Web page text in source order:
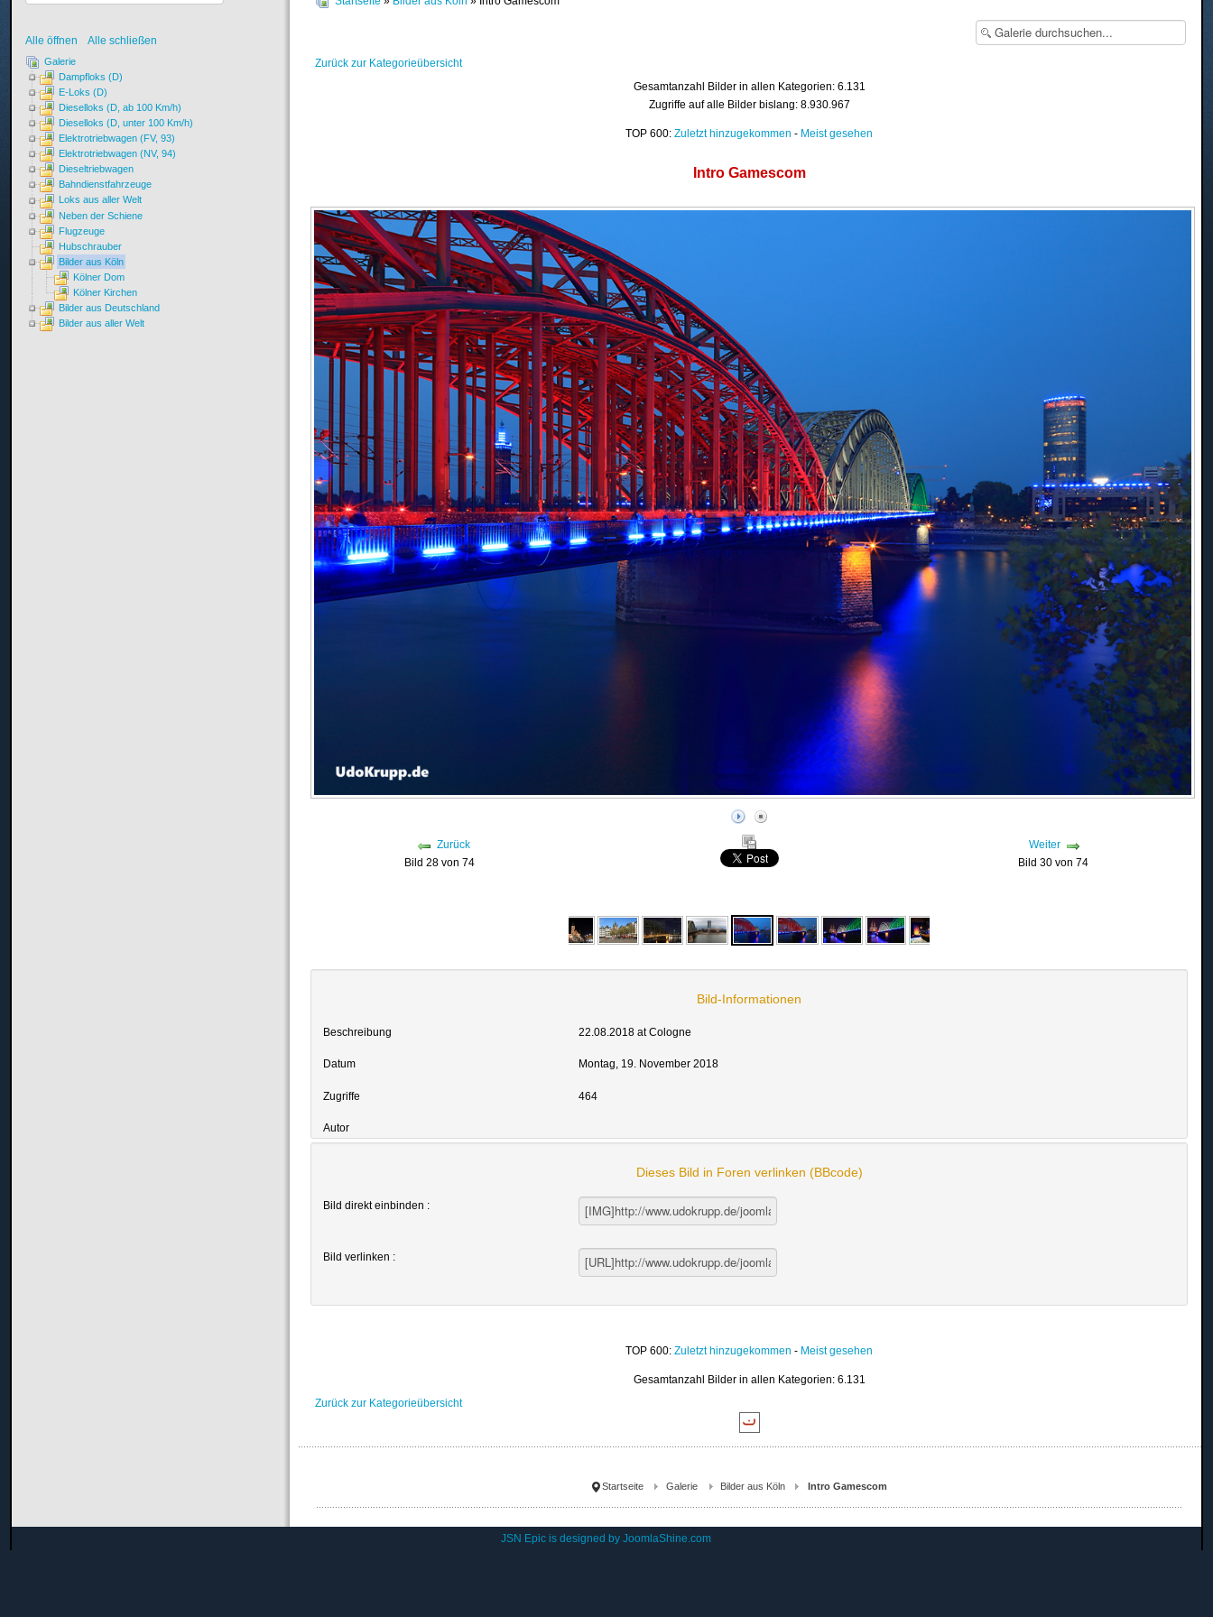
Zurück zur Kategorieübersicht
Gesamtanzahl Bilder in allen Kategorien: 6.131
Zugriffe auf alle Bilder bislang: 8.930.967
TOP 600:Zuletzt hinzugekommen - Meist gesehen
Intro Gamescom
Zurück
Bild 28 von 74
Weiter
Bild 30 von 74
Bild-Informationen
Beschreibung 22.08.2018 at Cologne
Datum Montag, 19. November 2018
Zugriffe 464
Autor
Dieses Bild in Foren verlinken (BBcode)
Bild direkt einbinden :
Bild verlinken :
TOP 600:Zuletzt hinzugekommen - Meist gesehen
Gesamtanzahl Bilder in allen Kategorien: 6.131
Zurück zur Kategorieübersicht
Startseite Galerie Bilder aus Köln Intro Gamescom
Alle öffnen Alle schließen
Galerie
Dampfloks (D)
E-Loks (D)
Dieselloks (D, ab 100 Km/h)
Dieselloks (D, unter 100 Km/h)
Elektrotriebwagen (FV, 93)
Elektrotriebwagen (NV, 94)
Dieseltriebwagen
Bahndienstfahrzeuge
Loks aus aller Welt
Neben der Schiene
Flugzeuge
Hubschrauber
Bilder aus Köln
Kölner Dom
Kölner Kirchen
Bilder aus Deutschland
Bilder aus aller Welt
JSN Epic is designed byJoomlaShine.com